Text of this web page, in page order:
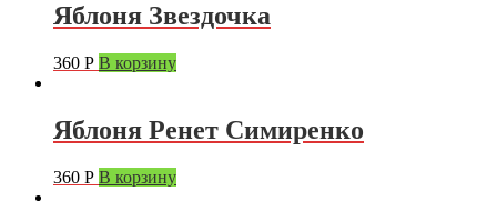
Яблоня Звездочка
360 Р В корзину
Яблоня Ренет Симиренко
360 Р В корзину